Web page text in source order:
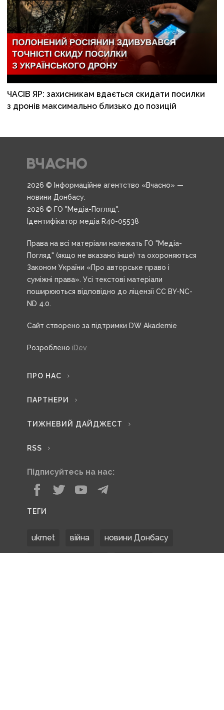
ЧАСІВ ЯР: захисникам вдається скидати посилки
з дронів максимально близько до позицій
2026 © Інформаційне агентство «Вчасно» —
новини Донбасу.
2026 © ГО "Медіа-Погляд".
Ідентифікатор медіа R40-05538
Права на всі матеріали належать ГО "Медіа-
Погляд" (якщо не вказано інше) та охороняються
Законом України «Про авторське право і
суміжні права». Усі текстові матеріали
поширюються відповідно до ліцензії CC BY-NC-
ND 4.0.
Сайт створено за підтримки DW Akademie
Розроблено iDev
ПРО НАС
ПАРТНЕРИ
ТИЖНЕВИЙ ДАЙДЖЕСТ
RSS
Підписуйтесь на нас:
ТЕГИ
ukrnet війна новини Донбасу